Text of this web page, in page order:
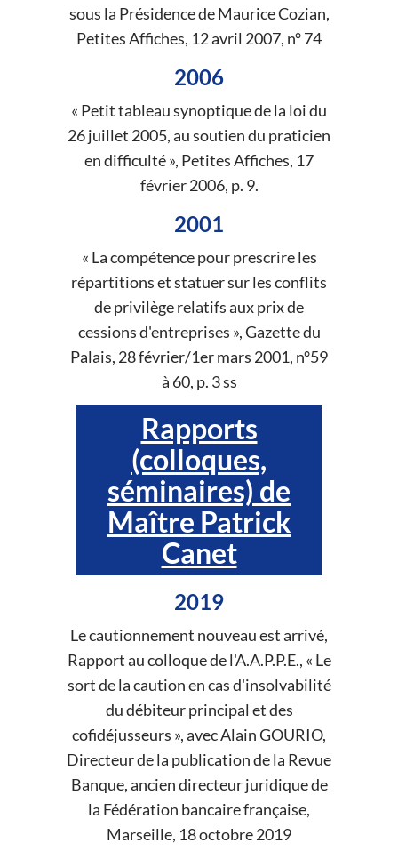
sous la Présidence de Maurice Cozian,
Petites Affiches, 12 avril 2007, n° 74
2006
« Petit tableau synoptique de la loi du
26 juillet 2005, au soutien du praticien
en difficulté », Petites Affiches, 17
février 2006, p. 9.
2001
« La compétence pour prescrire les
répartitions et statuer sur les conflits
de privilège relatifs aux prix de
cessions d'entreprises », Gazette du
Palais, 28 février/1er mars 2001, n°59
à 60, p. 3 ss
Rapports
(colloques,
séminaires) de
Maître Patrick
Canet
2019
Le cautionnement nouveau est arrivé,
Rapport au colloque de l'A.A.P.P.E., « Le
sort de la caution en cas d'insolvabilité
du débiteur principal et des
cofidéjusseurs », avec Alain GOURIO,
Directeur de la publication de la Revue
Banque, ancien directeur juridique de
la Fédération bancaire française,
Marseille, 18 octobre 2019